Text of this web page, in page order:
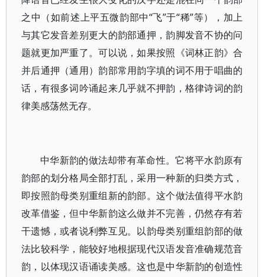
之中（如前述上平五微韵部中“飞”于“稀”等），加上
与其它发音差别更大的韵部通押，韵脚发音不协的问
题就更加严重了。可以说，如果按照《词林正韵》合
并后通押（通用）韵部常用韵字填的词不用于唱曲的
话，有很多词吟诵起来几乎就不押韵，格律诗词的韵
律美感荡然无存。
中华新韵的做法却带有革命性。它将平水韵原有
韵部的划分格局全部打乱，采用一种新的归类方式，
即按照韵母类别重组新的韵部。这个做法值得平水韵
改革借鉴，但中华新韵这么做并不完善，仍然存有若
干遗憾，或者说利弊互见。以韵母类别重组韵部的做
法比较科学，能较好地根据现代汉语发音准确规范音
韵，以体现汉语诵读美感。这也是中华新韵的创造性